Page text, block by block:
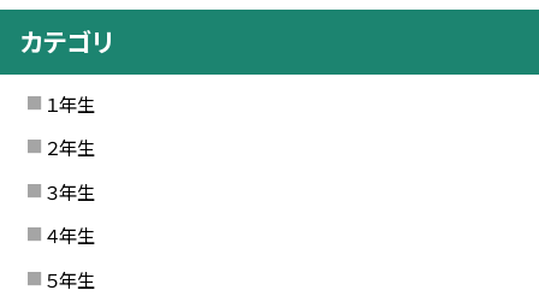
カテゴリ
１年生
２年生
３年生
４年生
５年生